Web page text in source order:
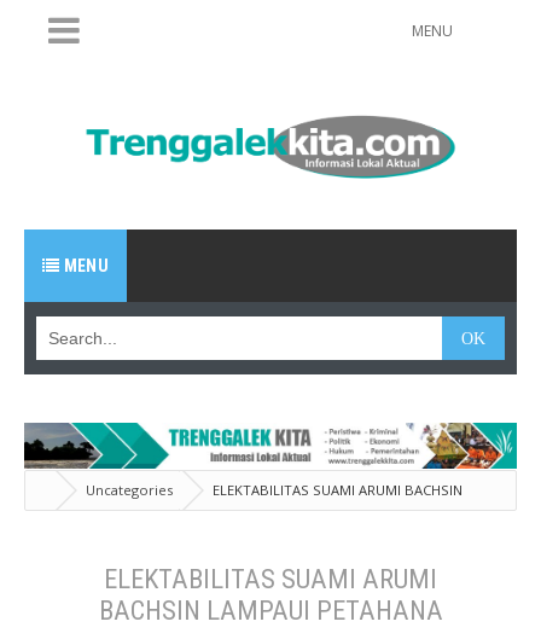
MENU
MENU
Uncategories
ELEKTABILITAS SUAMI ARUMI BACHSIN
LAMPAUI PETAHANA
ELEKTABILITAS SUAMI ARUMI
BACHSIN LAMPAUI PETAHANA